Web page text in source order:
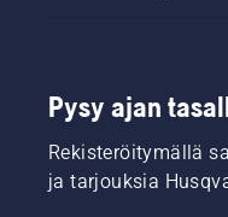
Pysy ajan
Rekisteröitymällä
ja tarjouksia